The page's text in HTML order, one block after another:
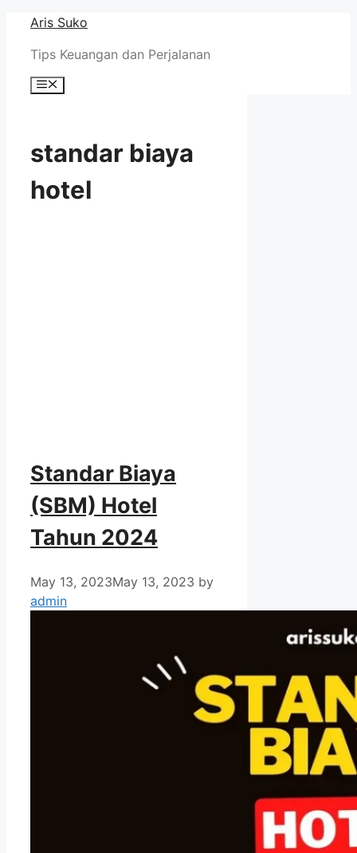
Skip
content
Aris Suko
Tips Keuangan dan Perjalanan
Menu
standar biaya
hotel
Standar Biaya
(SBM) Hotel
Tahun 2024
May 13, 2023May 13, 2023 by
admin